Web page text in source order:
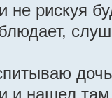
не рискуя
и нашел